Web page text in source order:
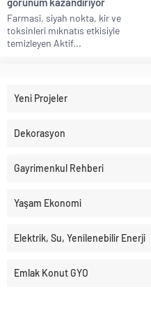
Farmasi, siyah nokta, kir ve
toksinleri mıknatıs etkisiyle
temizleyen Aktif...
Yeni Projeler
Dekorasyon
Gayrimenkul Rehberi
Yaşam Ekonomi
Elektrik, Su, Yenilenebilir Enerji
Emlak Konut GYO